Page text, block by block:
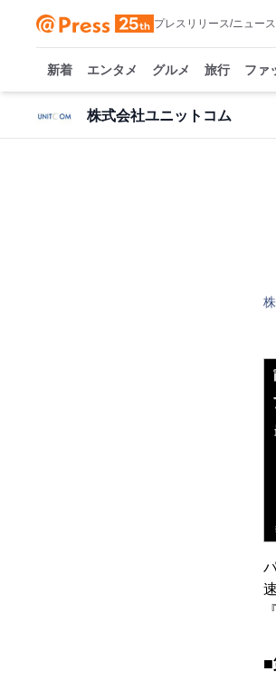
プレスリリース/ニュー
新着 エンタメ グルメ 旅行 ファ
株式会社ユニットコム